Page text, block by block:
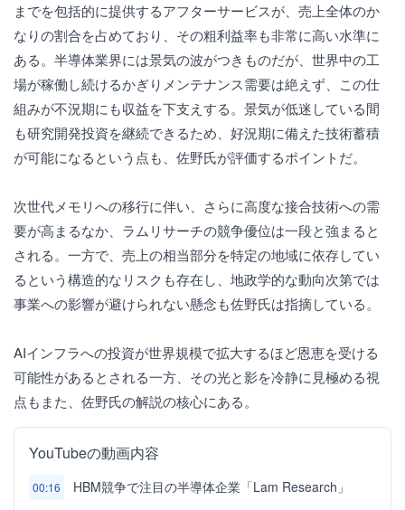
までを包括的に提供するアフターサービスが、売上全体のか
なりの割合を占めており、その粗利益率も非常に高い水準に
ある。半導体業界には景気の波がつきものだが、世界中の工
場が稼働し続けるかぎりメンテナンス需要は絶えず、この仕
組みが不況期にも収益を下支えする。景気が低迷している間
も研究開発投資を継続できるため、好況期に備えた技術蓄積
が可能になるという点も、佐野氏が評価するポイントだ。
次世代メモリへの移行に伴い、さらに高度な接合技術への需
要が高まるなか、ラムリサーチの競争優位は一段と強まると
される。一方で、売上の相当部分を特定の地域に依存してい
るという構造的なリスクも存在し、地政学的な動向次第では
事業への影響が避けられない懸念も佐野氏は指摘している。
AIインフラへの投資が世界規模で拡大するほど恩恵を受ける
可能性があるとされる一方、その光と影を冷静に見極める視
点もまた、佐野氏の解説の核心にある。
YouTubeの動画内容
00:16 HBM競争で注目の半導体企業「Lam Research」